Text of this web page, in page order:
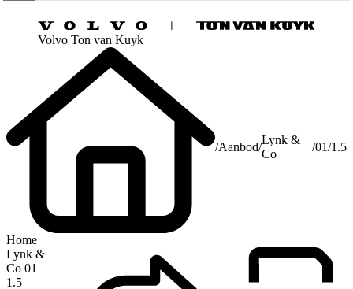
Volvo Ton van Kuyk
Home
/Aanbod/
Lynk &
Co
/01/1.5
Lynk &
Co 01
1.5